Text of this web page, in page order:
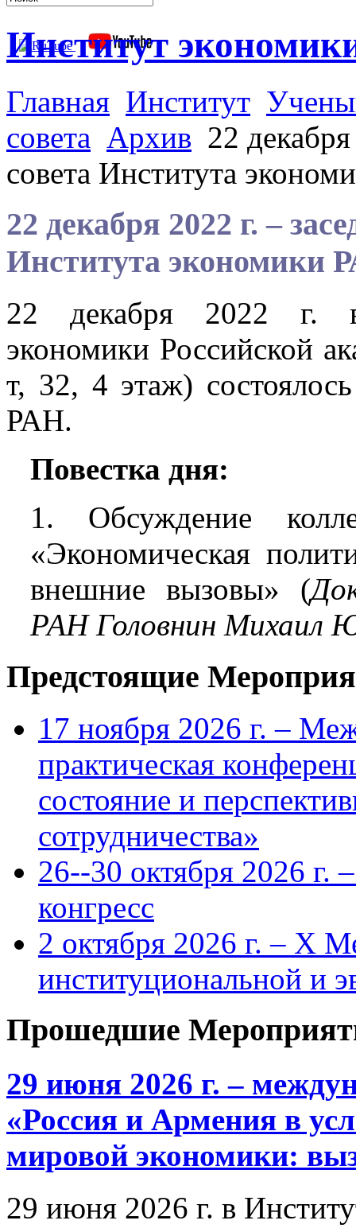
Институт
Главная Институт
совета Архив 22
совета Института
22 декабря 2022 г. –
Института экономики
22 декабря 2022 г. в
экономики Российской
т, 32, 4 этаж)
РАН.
Повестка дня:
1. Обсуждение
«Экономическая
внешние вызовы» (
РАН Головнин Михаил
Предстоящие
17 ноября 2026 г. –
практическая
состояние и
сотрудничества»
26--30 октября 2026 г.
конгресс
2 октября 2026 г. – X
институциональной и
Прошедшие
29 июня 2026 г. –
«Россия и Армения в
мировой экономики:
29 июня 2026 г. в